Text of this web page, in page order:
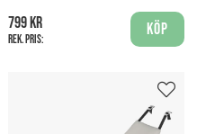
799 kr
Rek. pris:
Köp